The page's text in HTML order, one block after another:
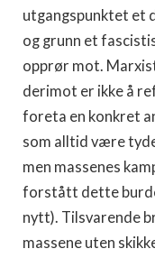
utgangspunktet et
og grunn et
opprør mot.
derimot er ikke å
foreta en konkret
som alltid være
men massenes
forstått dette
nytt). Tilsvarende
massene uten